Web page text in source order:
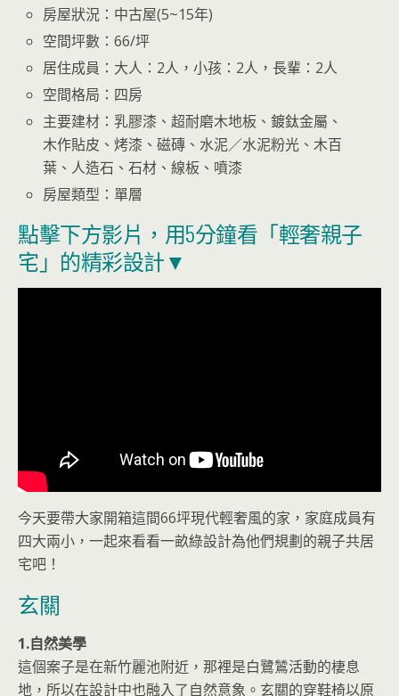
房屋狀況：中古屋(5~15年)
空間坪數：66/坪
居住成員：大人：2人，小孩：2人，長輩：2人
空間格局：四房
主要建材：乳膠漆、超耐磨木地板、鍍鈦金屬、
木作貼皮、烤漆、磁磚、水泥／水泥粉光、木百
葉、人造石、石材、線板、噴漆
房屋類型：單層
點擊下方影片，用5分鐘看「輕奢親子
宅」的精彩設計▼
今天要帶大家開箱這間66坪現代輕奢風的家，家庭成員有
四大兩小，一起來看看一畝綠設計為他們規劃的親子共居
宅吧！
玄關
1.自然美學
這個案子是在新竹麗池附近，那裡是白鷺鷥活動的棲息
地，所以在設計中也融入了自然意象。玄關的穿鞋椅以原